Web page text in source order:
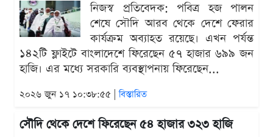
নিজস্ব প্রতিবেদক: পবিত্র হজ পালন
শেষে সৌদি আরব থেকে দেশে ফেরার
কার্যক্রম অব্যাহত রয়েছে। এখন পর্যন্ত
১৪২টি ফ্লাইটে বাংলাদেশে ফিরেছেন ৫৭ হাজার ৬৯৯ জন
হাজি। এর মধ্যে সরকারি ব্যবস্থাপনায় ফিরেছেন...
২০২৬ জুন ১৭ ১০:৩৮:৫৫ |বিস্তারিত
সৌদি থেকে দেশে ফিরেছেন ৫৪ হাজার ৩২৩ হাজি